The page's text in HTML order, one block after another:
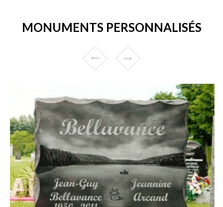
MONUMENTS PERSONNALISÉS